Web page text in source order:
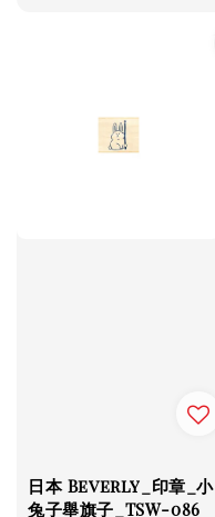
日本 Beverly_印章_小
兔子舉旗子_TSW-086